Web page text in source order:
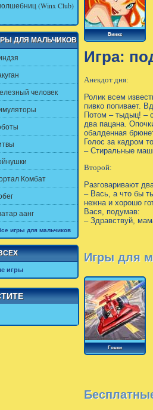
(Winx Club)
ДЛЯ МАЛЬЧИКОВ
человек
Комбат
аанг
игры для мальчиков
игры
Винкс
Игра:
Анекдот дня:
Ролик всем
пивко попивает.
Потом – тыдыц! –
два пацана.
обалденная
Голос за кадром
– Стиральные
Второй:
Разговаривают
– Вась, а что бы
нежна и хорошо
Вася, подумав:
– Здравствуй,
Игры для
Гонки